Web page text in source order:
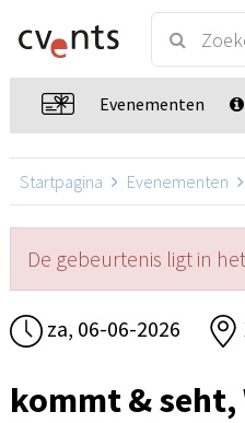
Evenementen
Startpagina Evenementen
De gebeurtenis ligt in
za, 06-06-2026
kommt &